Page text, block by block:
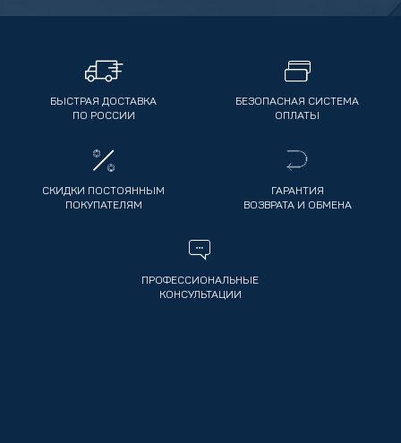
БЫСТРАЯ ДОСТАВКА
ПО РОССИИ
БЕЗОПАСНАЯ СИСТЕМА
ОПЛАТЫ
СКИДКИ ПОСТОЯННЫМ
ПОКУПАТЕЛЯМ
ГАРАНТИЯ
ВОЗВРАТА И ОБМЕНА
ПРОФЕССИОНАЛЬНЫЕ
КОНСУЛЬТАЦИИ